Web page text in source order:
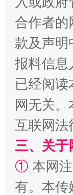
阿坝州
国家大学
合作者的
款及声明
报料信息
已经阅
网无关
互联网法
三、关于
① 本网
有。本传